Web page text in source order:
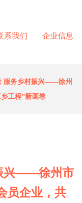
系我们 企业信息
服务乡村振兴——徐州
工程”新画卷
兴——徐州市
员企业，共